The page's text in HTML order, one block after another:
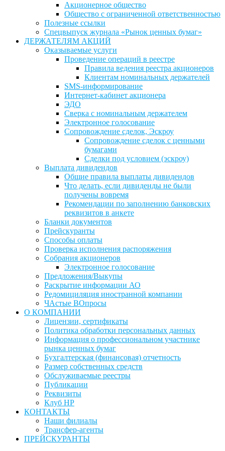
Акционерное общество
Общество с ограниченной ответственностью
Полезные ссылки
Спецвыпуск журнала «Рынок ценных бумаг»
ДЕРЖАТЕЛЯМ АКЦИЙ
Оказываемые услуги
Проведение операций в реестре
Правила ведения реестра акционеров
Клиентам номинальных держателей
SMS-информирование
Интернет-кабинет акционера
ЭДО
Сверка с номинальным держателем
Электронное голосование
Сопровождение сделок, Эскроу
Сопровождение сделок с ценными
бумагами
Сделки под условием (эскроу)
Выплата дивидендов
Общие правила выплаты дивидендов
Что делать, если дивиденды не были
получены вовремя
Рекомендации по заполнению банковских
реквизитов в анкете
Бланки документов
Прейскуранты
Способы оплаты
Проверка исполнения распоряжения
Собрания акционеров
Электронное голосование
Предложения/Выкупы
Раскрытие информации АО
Редомициляция иностранной компании
ЧАстые ВОпросы
О КОМПАНИИ
Лицензии, сертификаты
Политика обработки персональных данных
Информация о профессиональном участнике
рынка ценных бумаг
Бухгалтерская (финансовая) отчетность
Размер собственных средств
Обслуживаемые реестры
Публикации
Реквизиты
Клуб НР
КОНТАКТЫ
Наши филиалы
Трансфер-агенты
ПРЕЙСКУРАНТЫ